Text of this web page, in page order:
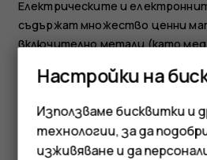
Електрическите и
съдържат множество ценни
включително метали (като
и паладий). Всички материали,
формата на суровини и
Настройки на
Използваме бисквитки и
технологии, за да
изживяване и да